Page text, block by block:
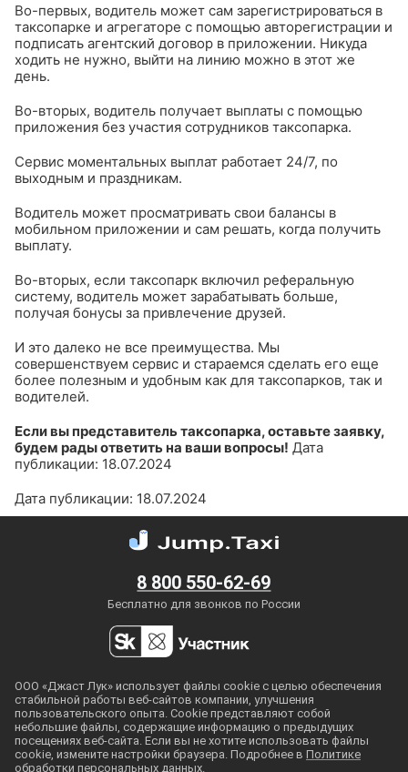
Во-первых, водитель может сам зарегистрироваться в
таксопарке и агрегаторе с помощью авторегистрации и
подписать агентский договор в приложении. Никуда
ходить не нужно, выйти на линию можно в этот же
день.
Во-вторых, водитель получает выплаты с помощью
приложения без участия сотрудников таксопарка.
Сервис моментальных выплат работает 24/7, по
выходным и праздникам.
Водитель может просматривать свои балансы в
мобильном приложении и сам решать, когда получить
выплату.
Во-вторых, если таксопарк включил реферальную
систему, водитель может зарабатывать больше,
получая бонусы за привлечение друзей.
И это далеко не все преимущества. Мы
совершенствуем сервис и стараемся сделать его еще
более полезным и удобным как для таксопарков, так и
водителей.
Если вы представитель таксопарка, оставьте заявку,
будем рады ответить на ваши вопросы! Дата
публикации: 18.07.2024
Дата публикации: 18.07.2024
8 800 550-62-69
Бесплатно для звонков по России
ООО «Джаст Лук» использует файлы cookie с целью обеспечения
стабильной работы веб-сайтов компании, улучшения
пользовательского опыта. Cookie представляют собой
небольшие файлы, содержащие информацию о предыдущих
посещениях веб-сайта . Если вы не хотите использовать файлы
cookie, измените настройки браузера. Подробнее в Политике
обработки персональных данных.